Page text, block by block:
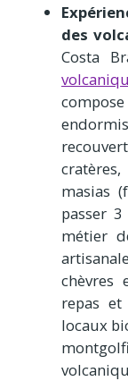
des
Costa
masias
passer
métier
chèvres
repas
locaux